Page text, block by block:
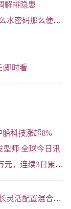
解排隐患
码那么便宜-看点
即时看
科技涨超8%
型师 全球今日讯
净买入5814.19万元
，涨2.28% 世界新视野